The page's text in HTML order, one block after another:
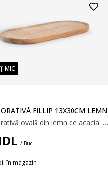
MIC
FILLIP 13X30CM LEMN
Tavă decorativă ovală din lemn de acacia. Perfectă pentru organizarea obiectelor mici sau ca o piesă de decor elegantă. 13x30 cm
/ Buc
în magazin